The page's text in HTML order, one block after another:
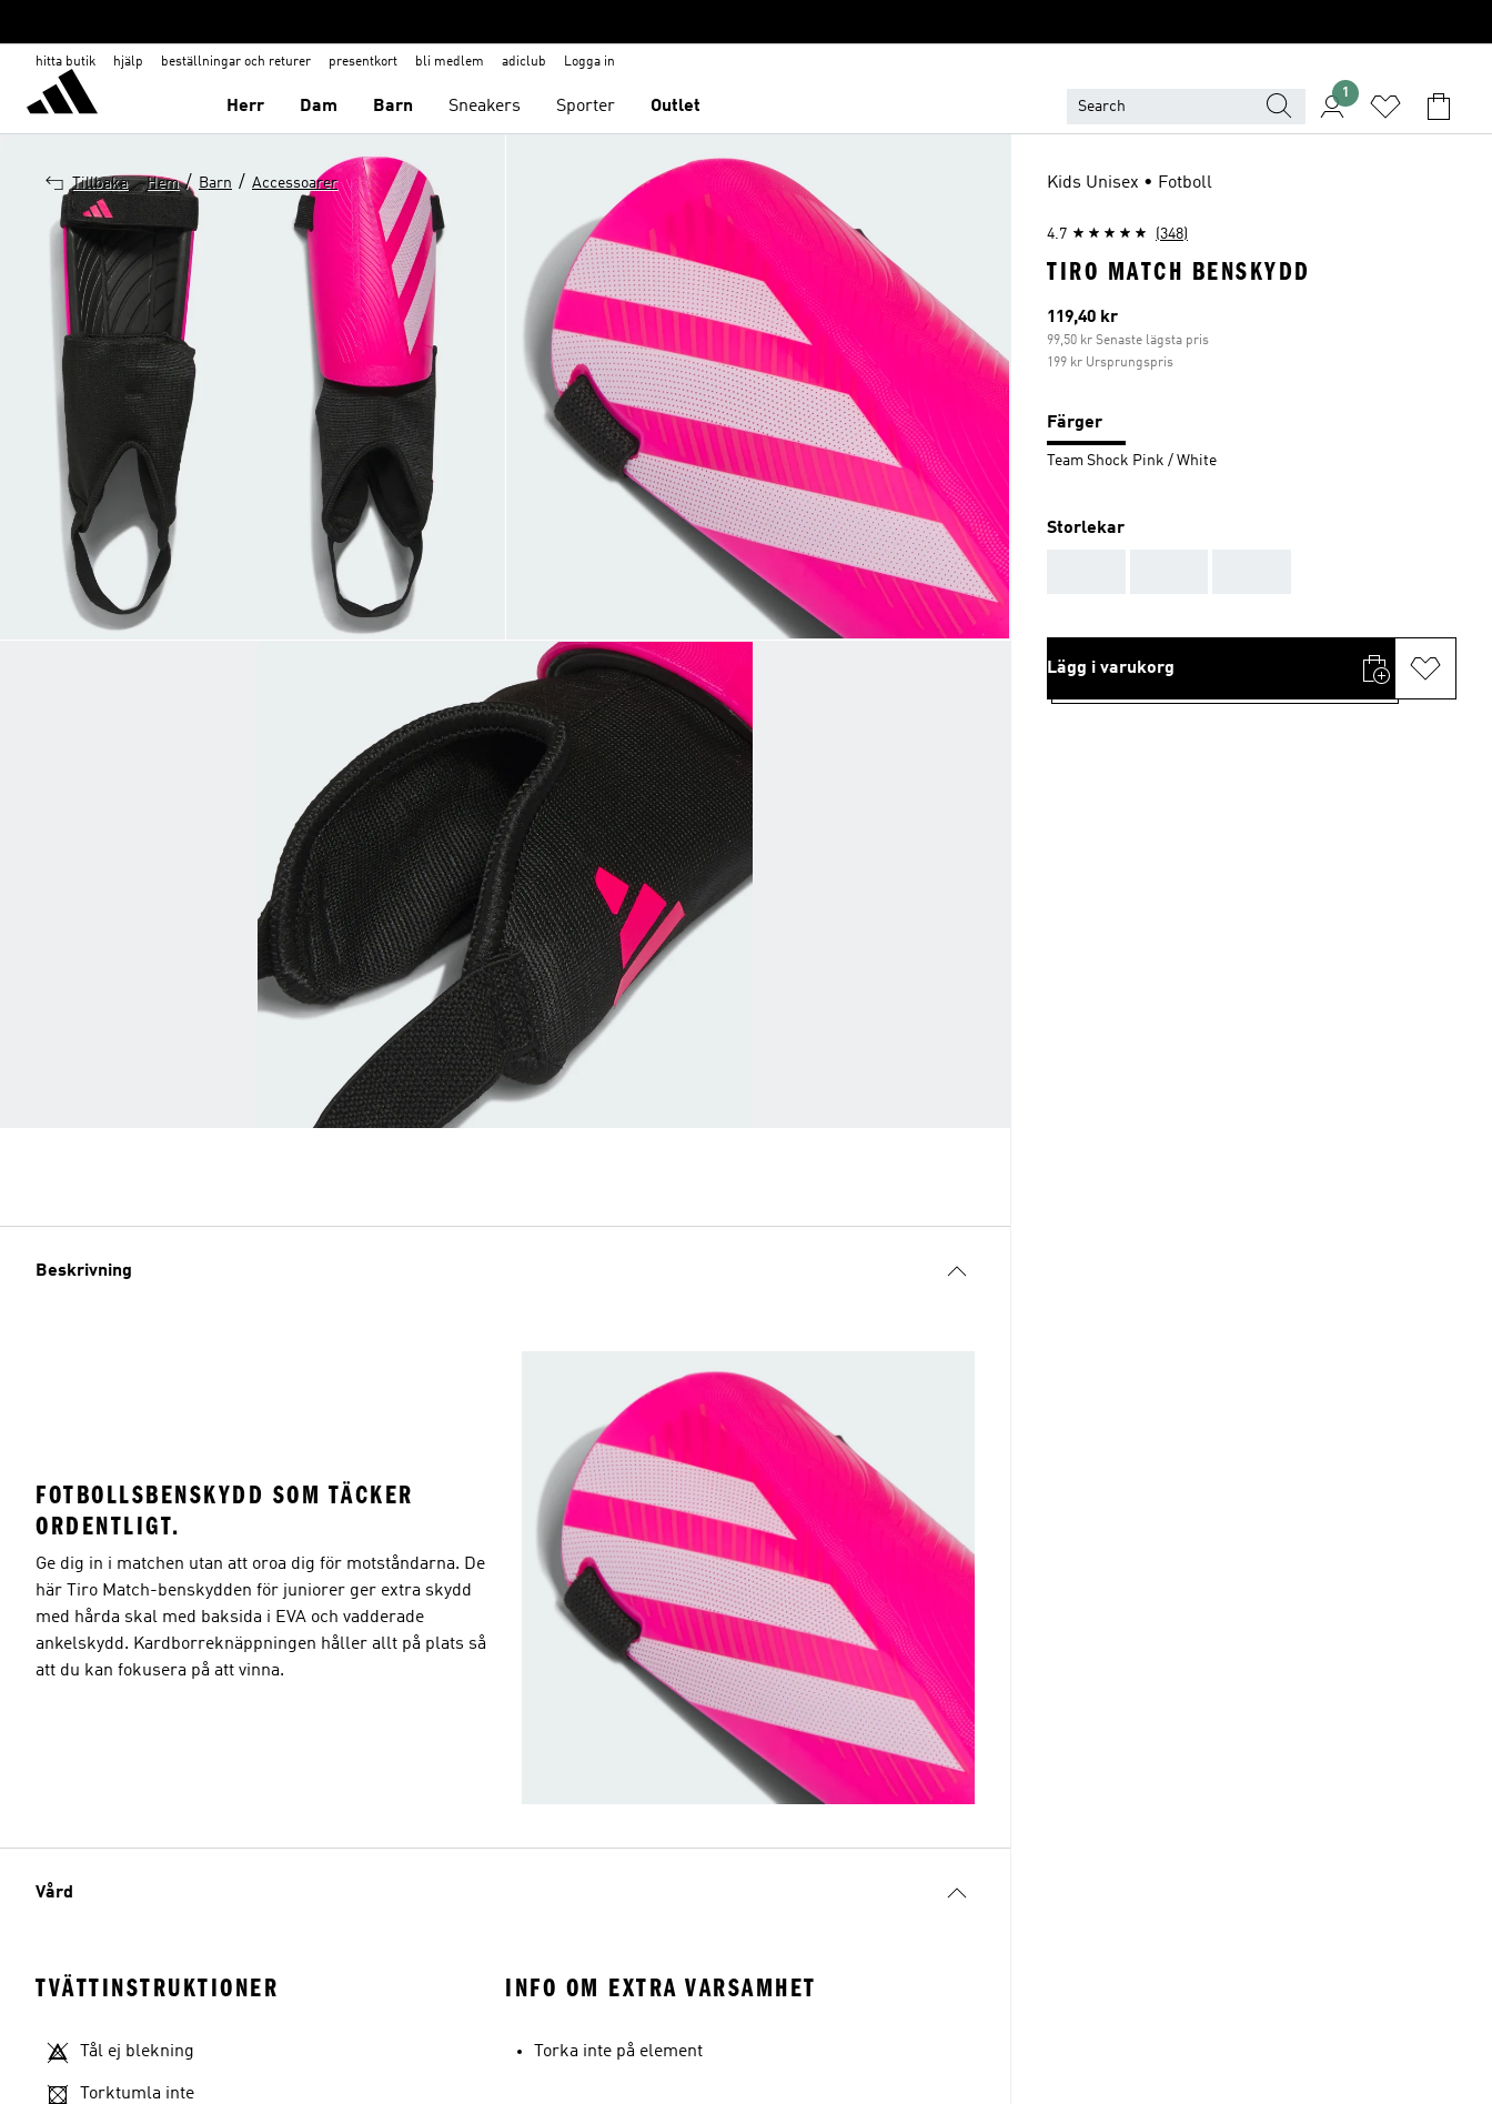
hitta butik hjälp beställningar och returer presentkort bli medlem adiclub Logga in
Herr Dam Barn Sneakers Sporter Outlet
1
Tillbaka Hem / Barn / Accessoarer
Beskrivning
FOTBOLLSBENSKYDD SOM TÄCKER
ORDENTLIGT.
Ge dig in i matchen utan att oroa dig för motståndarna. De
här Tiro Match-benskydden för juniorer ger extra skydd
med hårda skal med baksida i EVA och vadderade
ankelskydd. Kardborreknäppningen håller allt på plats så
att du kan fokusera på att vinna.
Vård
TVÄTTINSTRUKTIONER
Tål ej blekning
Torktumla inte
INFO OM EXTRA VARSAMHET
Torka inte på element
Kids Unisex • Fotboll
4.7 (348)
TIRO MATCH BENSKYDD
Aktuellt pris
119,40 kr
99,50 kr Senaste lägsta pris
199 kr Ursprungspris
Färger
Team Shock Pink / White
Storlekar
Lägg i varukorg